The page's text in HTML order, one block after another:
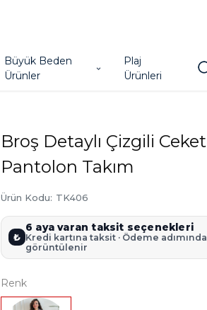
Büyük Beden
Ürünler
Plaj
Ürünleri
Broş Detaylı Çizgili Ceket
Pantolon Takım
Ürün Kodu: TK406
₺
6 aya varan taksit seçenekleri
Kredi kartına taksit · Ödeme adımında
görüntülenir
Renk